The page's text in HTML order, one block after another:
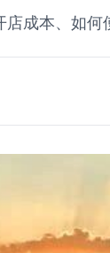
成本、如